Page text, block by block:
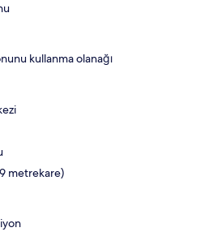
kullanma olanağı
metrekare)